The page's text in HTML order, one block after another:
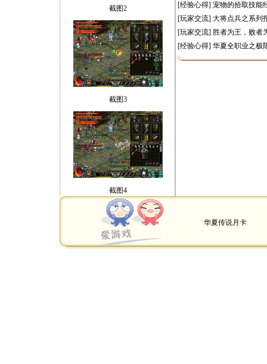
截图2
截图3
截图4
[经验心得] 宠物的拾取技能
[玩家交流] 大将点兵之系列
[玩家交流] 胜者为王，败
[经验心得] 华夏全职业之极
华夏传说月卡